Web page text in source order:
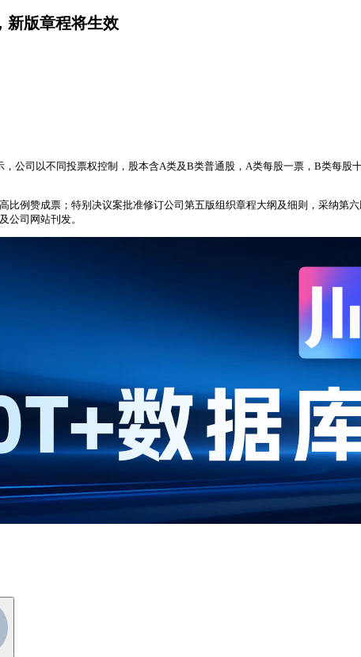
新版章程将生效
公司以不同投票权控制，股本含A类及B类普通股，A类每股一票，B类每
例赞成票；特别决议案批准修订公司第五版组织章程大纲及细则，采纳第
公司网站刊发。